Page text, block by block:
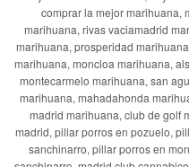
comprar la mejor marihuana,
marihuana, rivas vaciamadrid
marihuana, prosperidad
marihuana, moncloa marihuana,
montecarmelo marihuana, san
marihuana, mahadahonda
madrid marihuana, club de golf
madrid, pillar porros en pozuelo,
sanchinarro, pillar porros en